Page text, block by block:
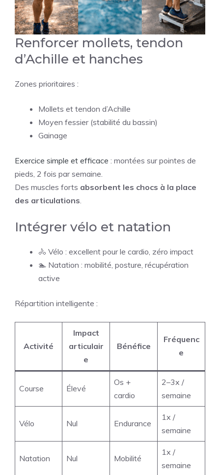
Renforcer mollets, tendon
d’Achille et hanches
Zones prioritaires :
Mollets et tendon d’Achille
Moyen fessier (stabilité du bassin)
Gainage
Exercice simple et efficace : montées sur pointes de
pieds, 2 fois par semaine.
Des muscles forts absorbent les chocs à la place
des articulations
Intégrer vélo et natation
🚴 Vélo : excellent pour le cardio, zéro impact
🏊 Natation : mobilité, posture, récupération
active
Répartition intelligente :
Activité
Impact
articulair
e
Bénéfice
Fréquenc
e
Course Élevé
Os +
cardio
2–3x /
semaine
Vélo Nul Endurance
1x /
semaine
Natation Nul Mobilité
1x /
semaine